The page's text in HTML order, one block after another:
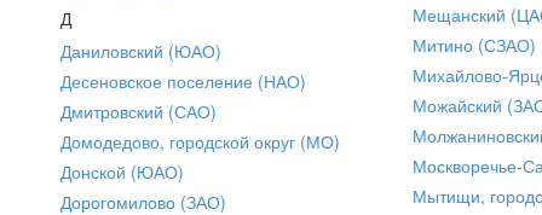
Д
Даниловский (ЮАО)
Десеновское поселение (НАО)
Дмитровский (САО)
Домодедово, городской округ (МО)
Донской (ЮАО)
Дорогомилово (ЗАО)
Мещанский
Митино (СЗАО)
Михайлово-
Можайский
Москворечье-
Мытищи,